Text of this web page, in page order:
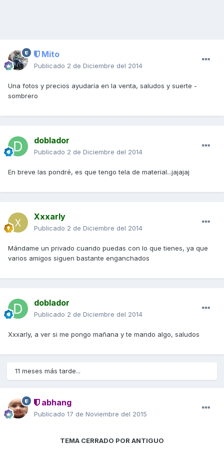
Mito
Publicado 2 de Diciembre del 2014
Una fotos y precios ayudaría en la venta, saludos y suerte -
sombrero
doblador
Publicado 2 de Diciembre del 2014
En breve las pondré, es que tengo tela de material...jajajaj
Xxxarly
Publicado 2 de Diciembre del 2014
Mándame un privado cuando puedas con lo que tienes, ya que
varios amigos siguen bastante enganchados
doblador
Publicado 2 de Diciembre del 2014
Xxxarly, a ver si me pongo mañana y te mando algo, saludos
11 meses más tarde...
abhang
Publicado 17 de Noviembre del 2015
TEMA CERRADO POR ANTIGUO